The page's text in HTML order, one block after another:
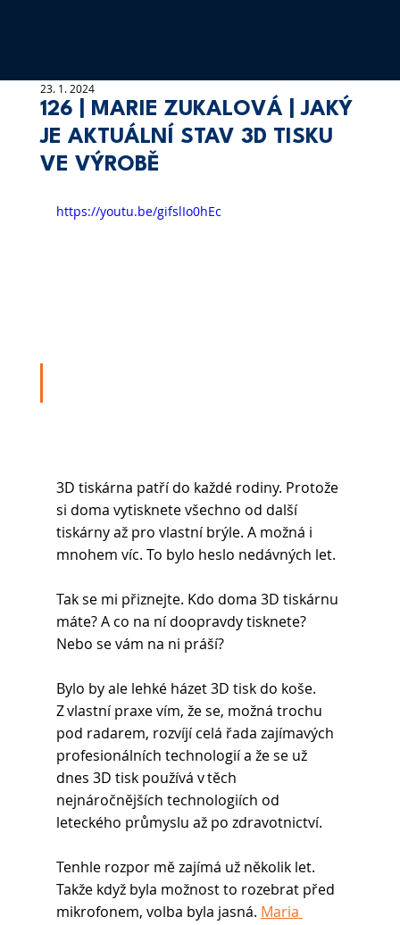
126 | MARIE ZUKALOVÁ | JAKÝ
JE AKTUÁLNÍ STAV 3D TISKU
VE VÝROBĚ
23. 1. 2024
https://youtu.be/gifslIo0hEc
3D tiskárna patří do každé rodiny. Protože
si doma vytisknete všechno od další
tiskárny až pro vlastní brýle. A možná i
mnohem víc. To bylo heslo nedávných let.
Tak se mi přiznejte. Kdo doma 3D tiskárnu
máte? A co na ní doopravdy tisknete?
Nebo se vám na ni práší?
Bylo by ale lehké házet 3D tisk do koše.
Z vlastní praxe vím, že se, možná trochu
pod radarem, rozvíjí celá řada zajímavých
profesionálních technologií a že se už
dnes 3D tisk používá v těch
nejnáročnějších technologiích od
leteckého průmyslu až po zdravotnictví.
Tenhle rozpor mě zajímá už několik let.
Takže když byla možnost to rozebrat před
mikrofonem, volba byla jasná. Maria